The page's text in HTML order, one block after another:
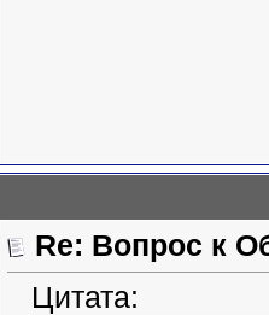
Re: Вопрос к
Цитата: